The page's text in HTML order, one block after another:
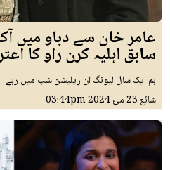
عامر خان سے دباو میں
سابق اہلیہ کرن راو کا
ہم ایک سال لیونگ ان ریلیشن شپ میں رہے
شائع23 مئ 2024 03:44pm